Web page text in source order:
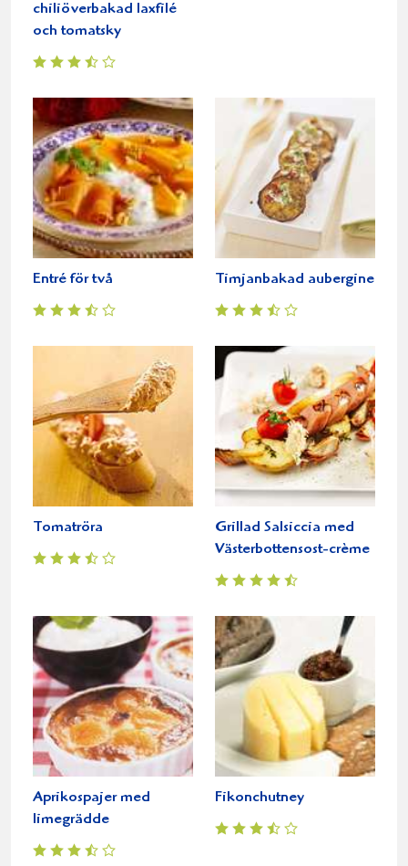
chiliöverbakad laxfilé
och tomatsky
Entré för två Timjanbakad aubergine
Tomatröra
Grillad Salsiccia med
Västerbottensost-crème
Aprikospajer med
limegrädde
Fikonchutney